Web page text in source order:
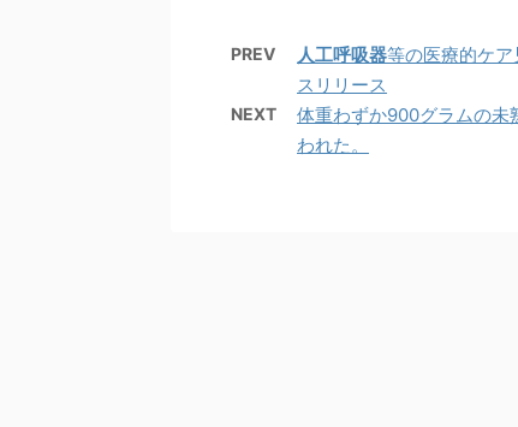
PREV 人工呼吸器等の医療的ケ
スリリース
NEXT
体重わずか900グラムの未
われた。